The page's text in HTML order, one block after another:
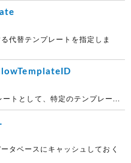
代替テンプレートを指定しま
トとして、特定のテンプレー...
タベースにキャッシュしておく